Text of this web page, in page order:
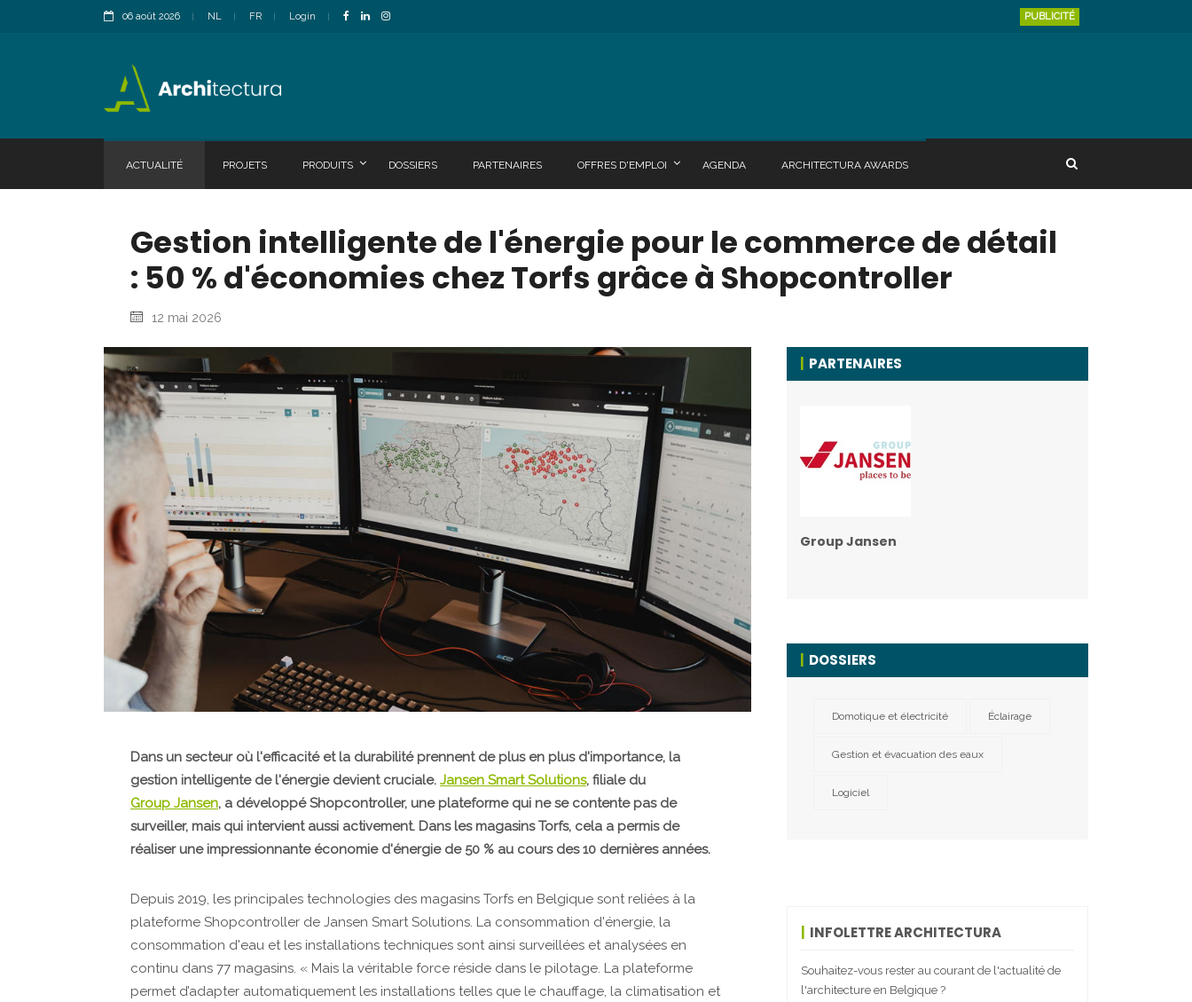
06 août 2026 NL FR Login PUBLICITÉ
ACTUALITÉ PROJETS PRODUITS DOSSIERS PARTENAIRES OFFRES D'EMPLOI AGENDA ARCHITECTURA AWARDS
Gestion intelligente de l'énergie pour le commerce de détail
: 50 % d'économies chez Torfs grâce à Shopcontroller
12 mai 2026
Dans un secteur où l'efficacité et la durabilité prennent de plus en plus d'importance, la
gestion intelligente de l'énergie devient cruciale. Jansen Smart Solutions, filiale du
Group Jansen, a développé Shopcontroller, une plateforme qui ne se contente pas de
surveiller, mais qui intervient aussi activement. Dans les magasins Torfs, cela a permis de
réaliser une impressionnante économie d'énergie de 50 % au cours des 10 dernières années.
Depuis 2019, les principales technologies des magasins Torfs en Belgique sont reliées à la
plateforme Shopcontroller de Jansen Smart Solutions. La consommation d'énergie, la
consommation d'eau et les installations techniques sont ainsi surveillées et analysées en
continu dans 77 magasins. « Mais la véritable force réside dans le pilotage. La plateforme
permet d’adapter automatiquement les installations telles que le chauffage, la climatisation et
PARTENAIRES
Group Jansen
DOSSIERS
Domotique et électricité Éclairage
Gestion et évacuation des eaux
Logiciel
INFOLETTRE ARCHITECTURA
Souhaitez-vous rester au courant de l'actualité de
l'architecture en Belgique ?